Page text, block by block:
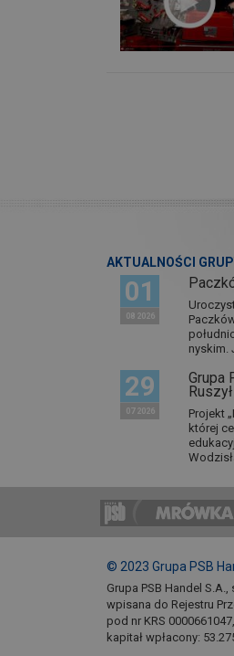
AKTUALNOŚCI
01
08 2026
nyskim.
29
07 2026
Grupa
Projekt
której
© 2023 Grupa PSB
Grupa PSB Handel
wpisana do Rejestru
pod nr KRS
kapitał wpłacony: